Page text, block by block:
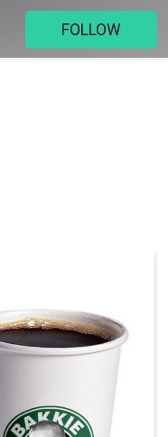
FOLLOW